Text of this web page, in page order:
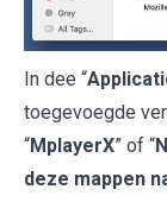
In dee “
toegevoegde
“MplayerX” of “
deze mappen